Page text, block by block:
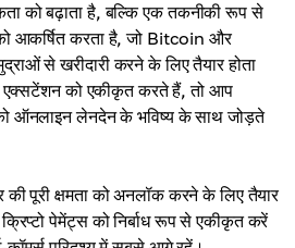
को बढ़ाता है, बल्कि एक तकनीकी रूप से
आकर्षित करता है, जो Bitcoin और
से खरीदारी करने के लिए तैयार होता
को एकीकृत करते हैं, तो आप
ऑनलाइन लेनदेन के भविष्य के साथ जोड़ते
पूरी क्षमता को अनलॉक करने के लिए तैयार
पेमेंट्स को निर्बाध रूप से एकीकृत करें